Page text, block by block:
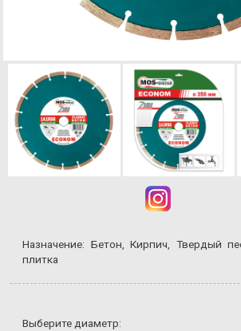
Назначение: Бетон, Кирпич, Твердый
плитка
Выберите диаметр: